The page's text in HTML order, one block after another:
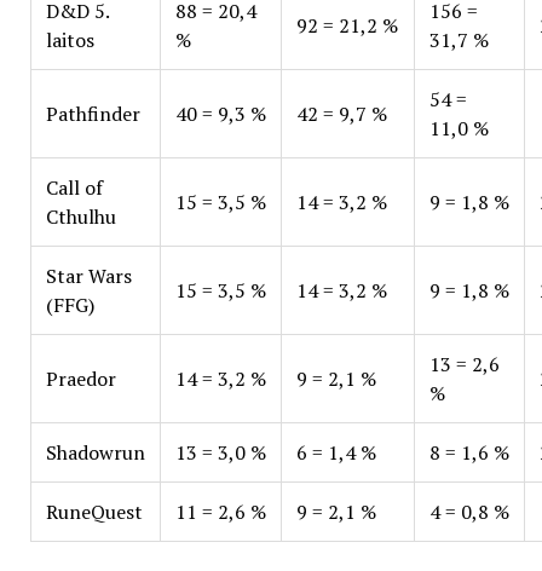
D&D 5.
laitos
88 = 20,4
%
92 = 21,2 %
156 =
31,7 %
Pathfinder 40 = 9,3 % 42 = 9,7 %
54 =
11,0 %
Call of
Cthulhu
15 = 3,5 % 14 = 3,2 % 9 = 1,8 %
Star Wars
(FFG)
15 = 3,5 % 14 = 3,2 % 9 = 1,8 %
Praedor 14 = 3,2 % 9 = 2,1 %
13 = 2,6
%
Shadowrun 13 = 3,0 % 6 = 1,4 % 8 = 1,6 %
RuneQuest 11 = 2,6 % 9 = 2,1 % 4 = 0,8 %